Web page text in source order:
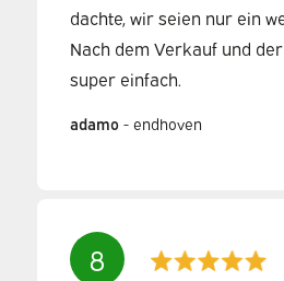
dachte, wir seien nur ein
Nach dem Verkauf und
super einfach.
adamo - endhoven
8